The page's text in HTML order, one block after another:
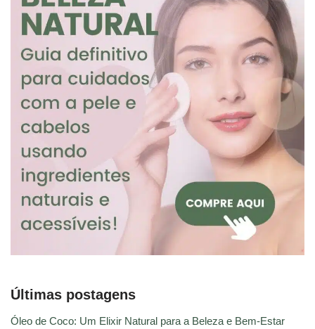
Últimas postagens
Óleo de Coco: Um Elixir Natural para a Beleza e Bem-Estar